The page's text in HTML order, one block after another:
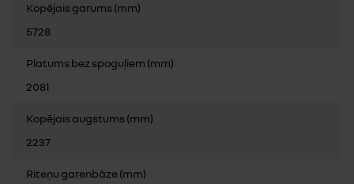
Kopējais garums (mm)
5728
Platums bez spoguļiem (mm)
2081
Kopējais augstums (mm)
2237
Riteņu garenbāze (mm)